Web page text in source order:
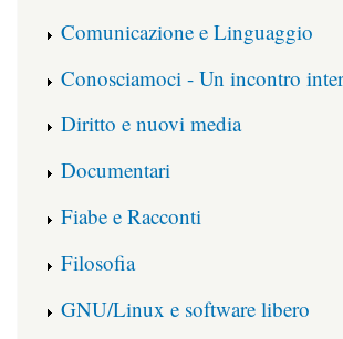
Comunicazione e Linguaggio
Conosciamoci - Un incontro
Diritto e nuovi media
Documentari
Fiabe e Racconti
Filosofia
GNU/Linux e software libero